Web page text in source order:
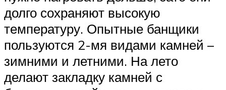
долго сохраняют высокую
температуру. Опытные банщики
пользуются 2-мя видами камней –
зимними и летними. На лето
делают закладку камней с